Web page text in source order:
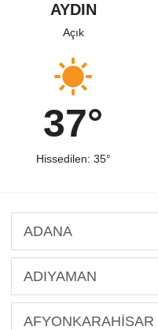
AYDIN
Açık
37°
Hissedilen: 35°
ADANA
ADIYAMAN
AFYONKARAHİSAR